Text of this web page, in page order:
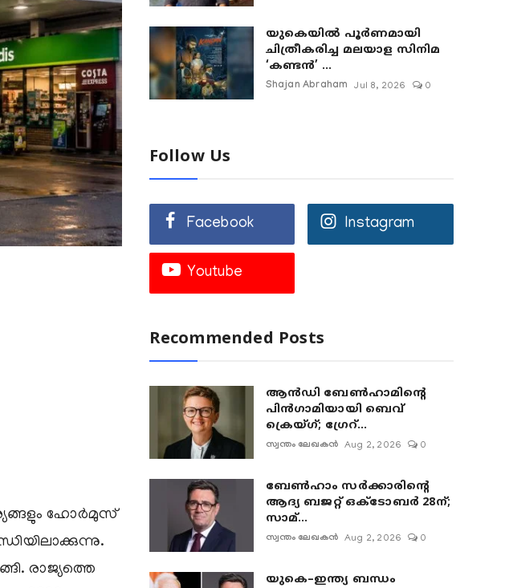
ഹോർമുസ്
രാജ്യത്തെ
യുകെയിൽ പൂർണമായി
ചിത്രീകരിച്ച മലയാള സിനിമ
‘കണ്ടൻ’ ...
Shajan Abraham Jul 8, 2026 0
Follow Us
Facebook Instagram
Youtube
Recommended Posts
ആൻഡി ബേൺഹാമിന്റെ
പിൻഗാമിയായി ബെവ്
ക്രെയ്ഗ്; ഗ്രേറ്...
സ്വന്തം ലേഖകൻ Aug 2, 2026 0
ബേൺഹാം സർക്കാരിന്റെ
ആദ്യ ബജറ്റ് ഒക്ടോബർ 28ന്;
സാമ്...
സ്വന്തം ലേഖകൻ Aug 2, 2026 0
യുകെ–ഇന്ത്യ ബന്ധം